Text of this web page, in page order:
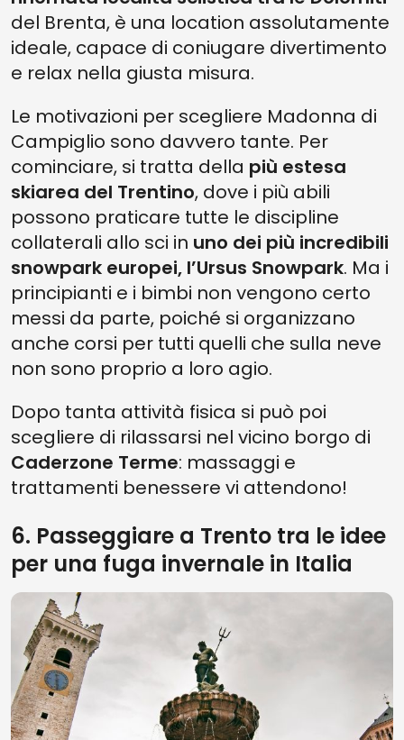
del Brenta, è una location assolutamente
ideale, capace di coniugare divertimento
e relax nella giusta misura.
Le motivazioni per scegliere Madonna di
Campiglio sono davvero tante. Per
cominciare, si tratta della più estesa
skiarea del Trentino, dove i più abili
possono praticare tutte le discipline
collaterali allo sci in uno dei più incredibili
snowpark europei, l’Ursus Snowpark. Ma i
principianti e i bimbi non vengono certo
messi da parte, poiché si organizzano
anche corsi per tutti quelli che sulla neve
non sono proprio a loro agio.
Dopo tanta attività fisica si può poi
scegliere di rilassarsi nel vicino borgo di
Caderzone Terme: massaggi e
trattamenti benessere vi attendono!
6. Passeggiare a Trento tra le idee
per una fuga invernale in Italia